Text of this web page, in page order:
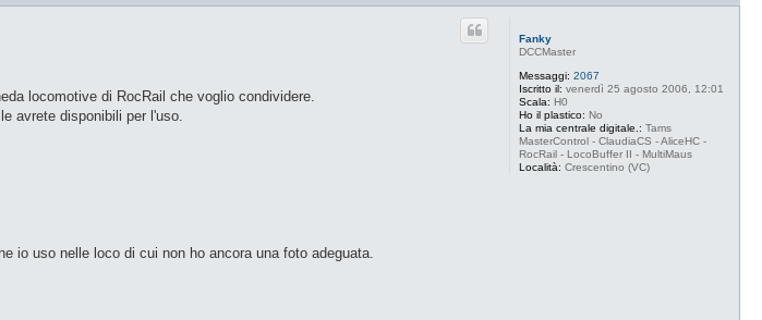
Fanky
DCCMaster
Messaggi: 2067
Iscritto il: venerdì 25 agosto 2006, 12:01
Scala: H0
Ho il plastico: No
La mia centrale digitale.: Tams
MasterControl - ClaudiaCS - AliceHC -
RocRail - LocoBuffer II - MultiMaus
Località: Crescentino (VC)
locomotive di RocRail che voglio condividere.
avrete disponibili per l'uso.
io uso nelle loco di cui non ho ancora una foto adeguata.